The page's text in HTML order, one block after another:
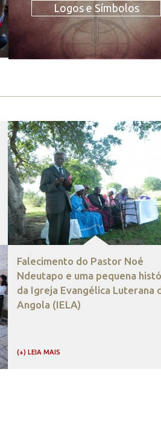
Logos e Símbolos
Falecimento do Pastor Noé
Ndeutapo e uma pequena
da Igreja Evangélica Luterana
Angola (IELA)
(+) LEIA MAIS